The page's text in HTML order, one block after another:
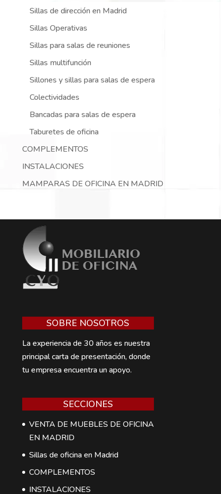
Sillas de dirección en Madrid
Sillas Operativas
Sillas para salas de reuniones
Sillas multifunción
Sillones y sillas para salas de espera
Colectividades
Bancadas para salas de espera
Taburetes de oficina
COMPLEMENTOS
INSTALACIONES
MAMPARAS DE OFICINA EN MADRID
SOBRE NOSOTROS
La experiencia de 30 años es nuestra
principal carta de presentación, donde
tu empresa encuentra un apoyo.
SECCIONES
VENTA DE MUEBLES DE OFICINA
EN MADRID
Sillas de oficina en Madrid
COMPLEMENTOS
INSTALACIONES